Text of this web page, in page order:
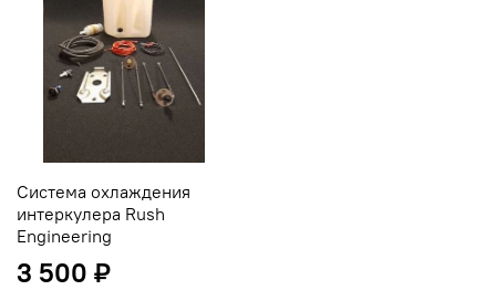
Система охлаждения
интеркулера Rush
Engineering
3 500 ₽